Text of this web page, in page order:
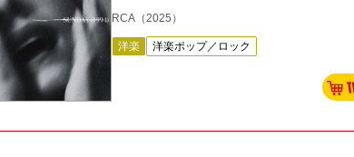
RCA （2025）
洋楽 洋楽ポップ／ロック